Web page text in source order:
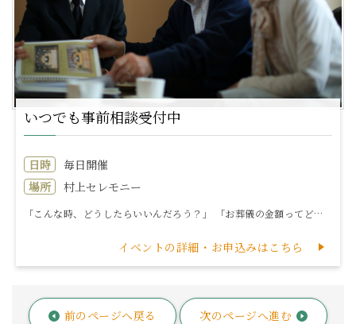
いつでも事前相談受付中
日時
毎日開催
場所
村上セレモニー
「こんな時、どうしたらいいんだろう？」 「お葬儀の金額ってどれくらいかかるんだろう？」 など、様々なお悩みを解決いたします。 ご葬儀につ...
イベントの詳細・お申込みはこちら
前のページへ戻る 次のページへ進む